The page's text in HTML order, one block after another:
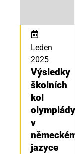
Leden
2025
Výsledky
školních
kol
olympiády
v
jazyce